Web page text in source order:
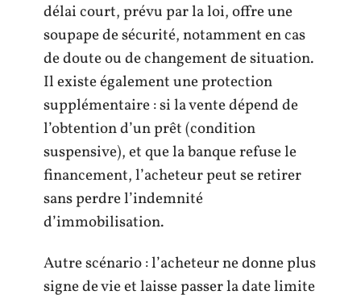
délai court, prévu par la loi, offre une
soupape de sécurité, notamment en cas
de doute ou de changement de situation.
Il existe également une protection
supplémentaire : si la vente dépend de
l’obtention d’un prêt (condition
suspensive), et que la banque refuse le
financement, l’acheteur peut se retirer
sans perdre l’indemnité
d’immobilisation.
Autre scénario : l’acheteur ne donne plus
signe de vie et laisse passer la date limite